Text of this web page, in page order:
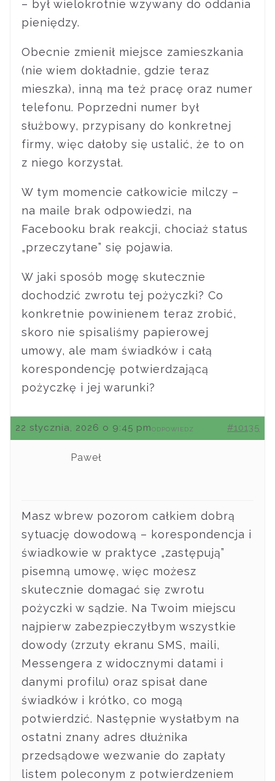
– był wielokrotnie wzywany do oddania
pieniędzy.
Obecnie zmienił miejsce zamieszkania
(nie wiem dokładnie, gdzie teraz
mieszka), inną ma też pracę oraz numer
telefonu. Poprzedni numer był
służbowy, przypisany do konkretnej
firmy, więc dałoby się ustalić, że to on
z niego korzystał.
W tym momencie całkowicie milczy –
na maile brak odpowiedzi, na
Facebooku brak reakcji, chociaż status
„przeczytane” się pojawia.
W jaki sposób mogę skutecznie
dochodzić zwrotu tej pożyczki? Co
konkretnie powinienem teraz zrobić,
skoro nie spisaliśmy papierowej
umowy, ale mam świadków i całą
korespondencję potwierdzającą
pożyczkę i jej warunki?
22 stycznia, 2026 o 9:45 pm #10135
ODPOWIEDZ
Paweł
Masz wbrew pozorom całkiem dobrą
sytuację dowodową – korespondencja i
świadkowie w praktyce „zastępują”
pisemną umowę, więc możesz
skutecznie domagać się zwrotu
pożyczki w sądzie. Na Twoim miejscu
najpierw zabezpieczyłbym wszystkie
dowody (zrzuty ekranu SMS, maili,
Messengera z widocznymi datami i
danymi profilu) oraz spisał dane
świadków i krótko, co mogą
potwierdzić. Następnie wysłałbym na
ostatni znany adres dłużnika
przedsądowe wezwanie do zapłaty
listem poleconym z potwierdzeniem